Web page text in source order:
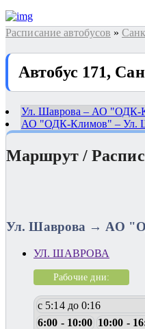
Расписание автобусов »
Автобус 171,
Ул. Шаврова – АО "ОДК-
АО "ОДК-Климов" – Ул.
Маршрут /
Ул. Шаврова → АО
УЛ. ШАВРОВА
Рабочие дни:
с 5:14 до 0:16
6:00 - 10:00 10:00 -